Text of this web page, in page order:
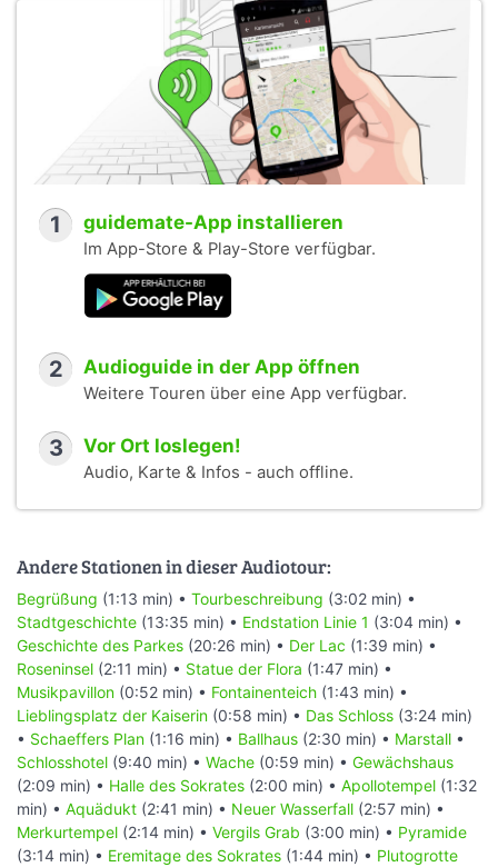
1 guidemate-App installieren
Im App-Store & Play-Store verfügbar.
2 Audioguide in der App öffnen
Weitere Touren über eine App verfügbar.
3 Vor Ort loslegen!
Audio, Karte & Infos - auch offline.
Andere Stationen in dieser Audiotour:
Begrüßung (1:13 min) • Tourbeschreibung (3:02 min) •
Stadtgeschichte (13:35 min) • Endstation Linie 1 (3:04 min) •
Geschichte des Parkes (20:26 min) • Der Lac (1:39 min) •
Roseninsel (2:11 min) • Statue der Flora (1:47 min) •
Musikpavillon (0:52 min) • Fontainenteich (1:43 min) •
Lieblingsplatz der Kaiserin (0:58 min) • Das Schloss (3:24 min)
• Schaeffers Plan (1:16 min) • Ballhaus (2:30 min) • Marstall •
Schlosshotel (9:40 min) • Wache (0:59 min) • Gewächshaus
(2:09 min) • Halle des Sokrates (2:00 min) • Apollotempel (1:32
min) • Aquädukt (2:41 min) • Neuer Wasserfall (2:57 min) •
Merkurtempel (2:14 min) • Vergils Grab (3:00 min) • Pyramide
(3:14 min) • Eremitage des Sokrates (1:44 min) • Plutogrotte